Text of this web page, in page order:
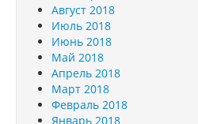
Август 2018
Июль 2018
Июнь 2018
Май 2018
Апрель 2018
Март 2018
Февраль 2018
Январь 2018